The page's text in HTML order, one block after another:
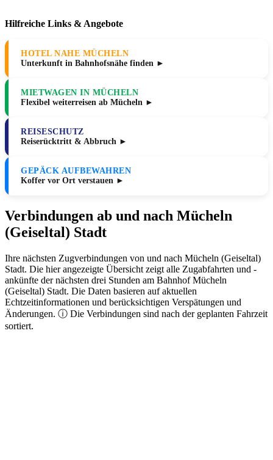
Hilfreiche Links & Angebote
HOTEL NAHE MÜCHELN
Unterkunft in Bahnhofsnähe finden ►
MIETWAGEN IN MÜCHELN
Flexibel weiterreisen ab Mücheln ►
REISESCHUTZ
Reiserücktritt & Abbruch ►
GEPÄCK AUFBEWAHREN
Koffer vor Ort verstauen ►
Verbindungen ab und nach Mücheln
(Geiseltal) Stadt
Ihre nächsten Zugverbindungen von und nach Mücheln (Geiseltal)
Stadt. Die hier angezeigte Übersicht zeigt alle Zugabfahrten und -
ankünfte der nächsten drei Stunden am Bahnhof Mücheln
(Geiseltal) Stadt. Die Daten basieren auf aktuellen
Echtzeitinformationen und berücksichtigen Verspätungen und
Änderungen. ⓘ Die Verbindungen sind nach der geplanten Fahrzeit
sortiert.